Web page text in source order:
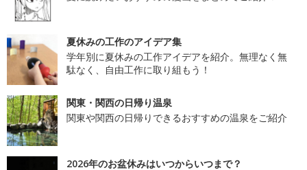
夏休みの工作のアイデア集
学年別に夏休みの工作アイデアを紹介。無理なく無
駄なく、自由工作に取り組もう！
関東・関西の日帰り温泉
関東や関西の日帰りできるおすすめの温泉をご紹介
2026年のお盆休みはいつからいつまで？